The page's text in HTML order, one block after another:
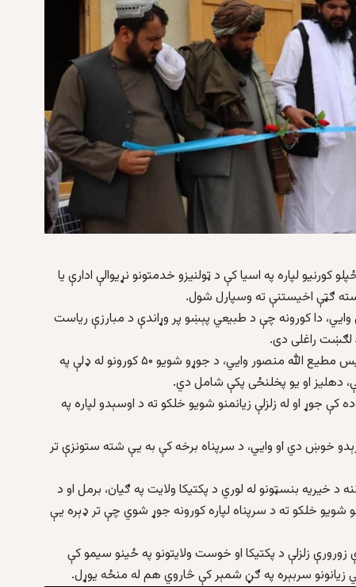
کورنیو لپاره په اسیا کې د ټولنیزو خدمتونو نړیوالې ادارې یا
دا کورونه چې د طبیعي پېښو پر وړاندې د مبارزې ریاست
د پکتیکا ولایت لپاره د طالبانو بېړنیو پېښو ته د رسېدو رییس مطیع الله منصور وايي، د جوړو شویو ۵۰ کورونو له ډلې په
کې جوړ او له زلزلې زیانمنو شویو خلکو ته د اوسېدو لپاره په
خوښ دي او وايي، د سرپناه برخه کې به یې شته ستونزې تر
د خیریه بنسټونو له لوري د پکتیکا ولایت په ګیان، برمل او د
شویو خلکو ته د سرپناه لپاره کورونه جوړ شوي چې تر ډېره یې
میاشت کې یوې زورورې زلزلې د پکتیکا او خوست ولایتونو په ځینو سیمو کې
زیانونو سربېره په ګڼ شمېر کې څاروي هم له منځه یوړل.